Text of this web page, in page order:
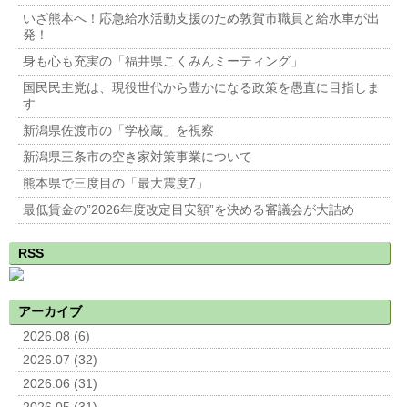
いざ熊本へ！応急給水活動支援のため敦賀市職員と給水車が出
発！
身も心も充実の「福井県こくみんミーティング」
国民民主党は、現役世代から豊かになる政策を愚直に目指しま
す
新潟県佐渡市の「学校蔵」を視察
新潟県三条市の空き家対策事業について
熊本県で三度目の「最大震度7」
最低賃金の”2026年度改定目安額”を決める審議会が大詰め
RSS
アーカイブ
2026.08 (6)
2026.07 (32)
2026.06 (31)